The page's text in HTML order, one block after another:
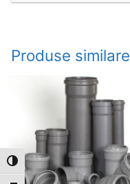
Toggle High Contrast
Produse similare